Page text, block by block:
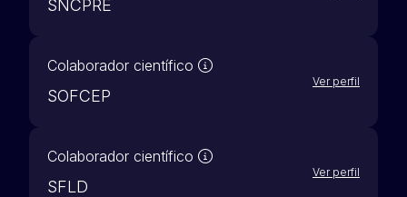
SNCPRE
Colaborador científico Nuestros socios científicos
SOFCEP
Ver perfil
Colaborador científico Nuestros socios científicos
SFLD
Ver perfil